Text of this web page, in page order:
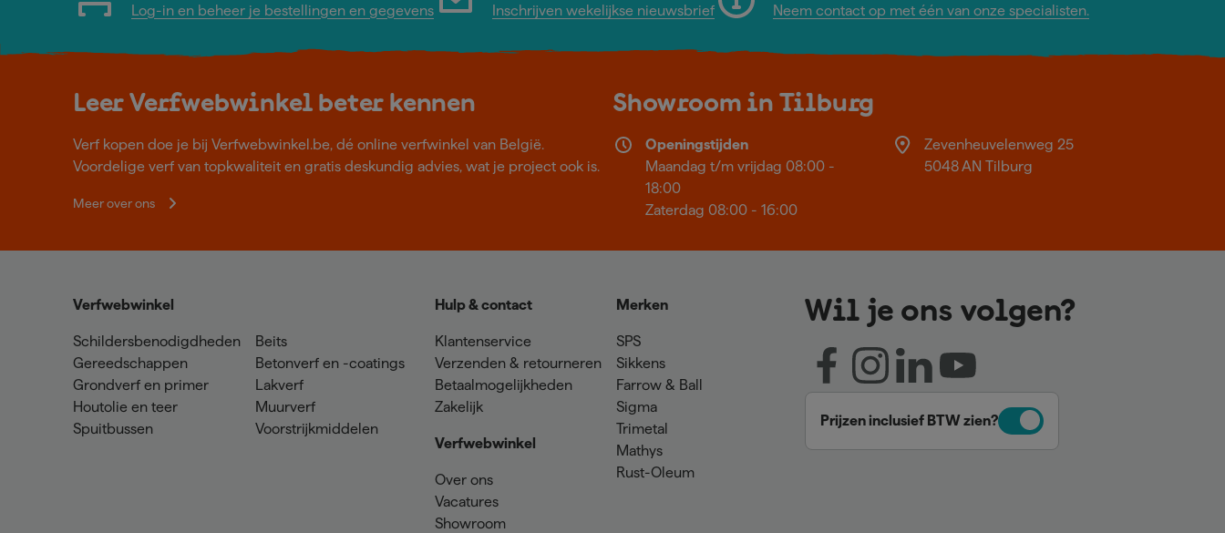
Log-in en beheer je bestellingen en gegevens
Inschrijven wekelijkse nieuwsbrief
Neem contact op met één van onze specialisten.
Leer Verfwebwinkel beter kennen
Verf kopen doe je bij Verfwebwinkel.be, dé online verfwinkel van België.
Voordelige verf van topkwaliteit en gratis deskundig advies, wat je project ook is.
Meer over ons
Showroom in Tilburg
Openingstijden
Maandag t/m vrijdag 08:00 -
18:00
Zaterdag 08:00 - 16:00
Zevenheuvelenweg 25
5048 AN Tilburg
Verfwebwinkel
Schildersbenodigdheden
Gereedschappen
Grondverf en primer
Houtolie en teer
Spuitbussen
Beits
Betonverf en -coatings
Lakverf
Muurverf
Voorstrijkmiddelen
Hulp & contact
Klantenservice
Verzenden & retourneren
Betaalmogelijkheden
Zakelijk
Verfwebwinkel
Over ons
Vacatures
Showroom
Merken
SPS
Sikkens
Farrow & Ball
Sigma
Trimetal
Mathys
Rust-Oleum
Wil je ons volgen?
Prijzen inclusief BTW zien?